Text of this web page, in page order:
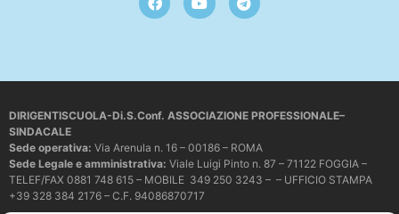
DIRIGENTISCUOLA-Di.S.Conf. ASSOCIAZIONE PROFESSIONALE–
SINDACALE
Sede operativa: Via Arenula n. 16 – 00186 – ROMA
Sede Legale e amministrativa: Viale Luigi Pinto n. 87 – 71122 FOGGIA –
TELEF/FAX 0881 748 615 – MOBILE 349 250 3243 – – UFFICIO STAMPA
+39 328 384 2176 – C.F. 94086870717